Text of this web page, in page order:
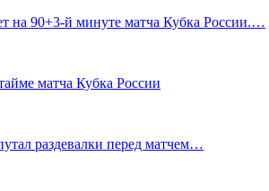
на 90+3‑й минуте матча Кубка России.…
матча Кубка России
раздевалки перед матчем…